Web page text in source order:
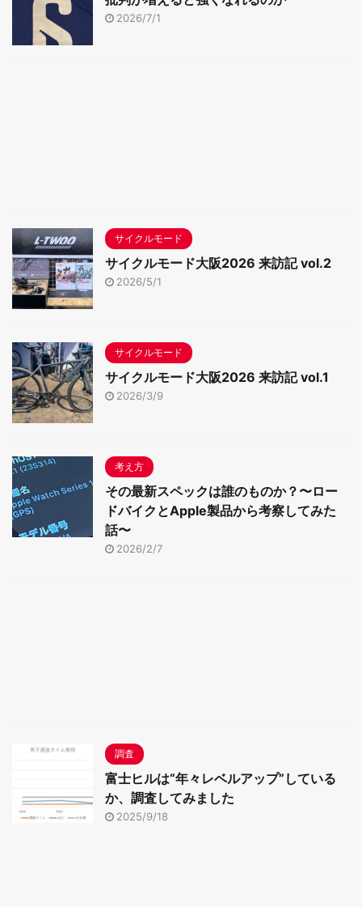
2026/7/1
サイクルモード
サイクルモード大阪2026 来訪記 vol.2
2026/5/1
サイクルモード
サイクルモード大阪2026 来訪記 vol.1
2026/3/9
考え方
その最新スペックは誰のものか？〜ロー
ドバイクとApple製品から考察してみた
話〜
2026/2/7
調査
富士ヒルは“年々レベルアップ”している
か、調査してみました
2025/9/18